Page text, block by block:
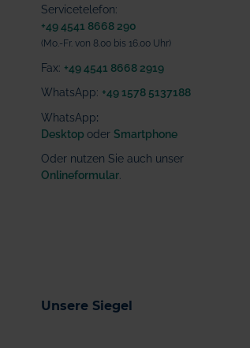
Servicetelefon:
+49 4541 8668 290
(Mo.-Fr. von 8.00 bis 16.00 Uhr)
Fax: +49 4541 8668 2919
WhatsApp: +49 1578 5137188
WhatsApp:
Desktop oder Smartphone
Oder nutzen Sie auch unser
Onlineformular
Unsere Siegel